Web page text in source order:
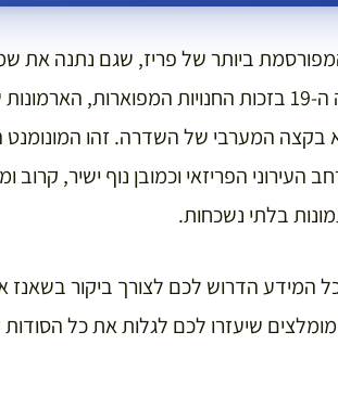
הזאת הפכה לאגדה במאה ה-19 בזכות החנויות
בקצה המערבי של השדרה. זהו המונומנט
הפריזאי וכמובן נוף ישיר, קרוב
בלתי נשכחות.
מומלצים שיעזרו לכם לגלות את כל